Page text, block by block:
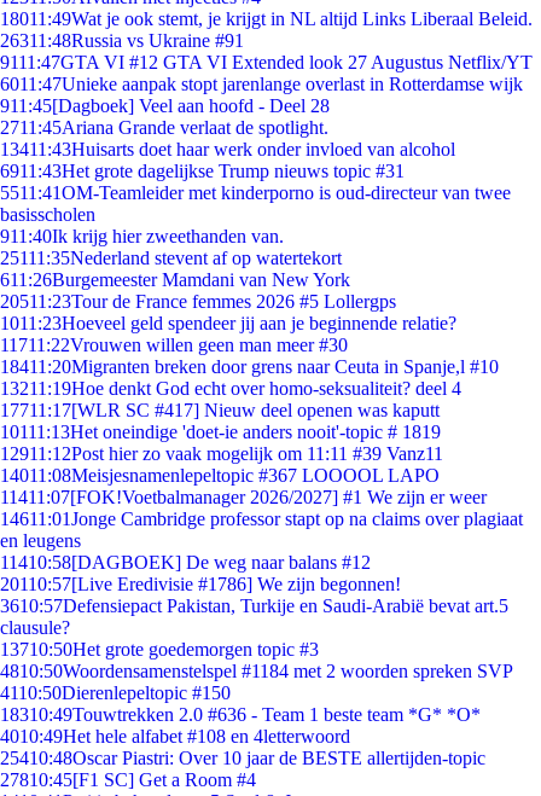
18011:49Wat je ook stemt, je krijgt in NL altijd Links Liberaal Beleid.
26311:48Russia vs Ukraine #91
9111:47GTA VI #12 GTA VI Extended look 27 Augustus Netflix/YT
6011:47Unieke aanpak stopt jarenlange overlast in Rotterdamse wijk
911:45[Dagboek] Veel aan hoofd - Deel 28
2711:45Ariana Grande verlaat de spotlight.
13411:43Huisarts doet haar werk onder invloed van alcohol
6911:43Het grote dagelijkse Trump nieuws topic #31
5511:41OM-Teamleider met kinderporno is oud-directeur van twee
basisscholen
911:40Ik krijg hier zweethanden van.
25111:35Nederland stevent af op watertekort
611:26Burgemeester Mamdani van New York
20511:23Tour de France femmes 2026 #5 Lollergps
1011:23Hoeveel geld spendeer jij aan je beginnende relatie?
11711:22Vrouwen willen geen man meer #30
18411:20Migranten breken door grens naar Ceuta in Spanje,l #10
13211:19Hoe denkt God echt over homo-seksualiteit? deel 4
17711:17[WLR SC #417] Nieuw deel openen was kaputt
10111:13Het oneindige 'doet-ie anders nooit'-topic # 1819
12911:12Post hier zo vaak mogelijk om 11:11 #39 Vanz11
14011:08Meisjesnamenlepeltopic #367 LOOOOL LAPO
11411:07[FOK!Voetbalmanager 2026/2027] #1 We zijn er weer
14611:01Jonge Cambridge professor stapt op na claims over plagiaat
en leugens
11410:58[DAGBOEK] De weg naar balans #12
20110:57[Live Eredivisie #1786] We zijn begonnen!
3610:57Defensiepact Pakistan, Turkije en Saudi-Arabië bevat art.5
clausule?
13710:50Het grote goedemorgen topic #3
4810:50Woordensamenstelspel #1184 met 2 woorden spreken SVP
4110:50Dierenlepeltopic #150
18310:49Touwtrekken 2.0 #636 - Team 1 beste team *G* *O*
4010:49Het hele alfabet #108 en 4letterwoord
25410:48Oscar Piastri: Over 10 jaar de BESTE allertijden-topic
27810:45[F1 SC] Get a Room #4